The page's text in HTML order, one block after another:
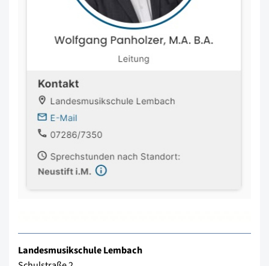
Landesmusikschule Lembach